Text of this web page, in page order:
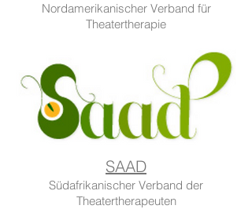
Nordamerikanischer Verband für
Theatertherapie
SAAD
Südafrikanischer Verband der
Theatertherapeuten